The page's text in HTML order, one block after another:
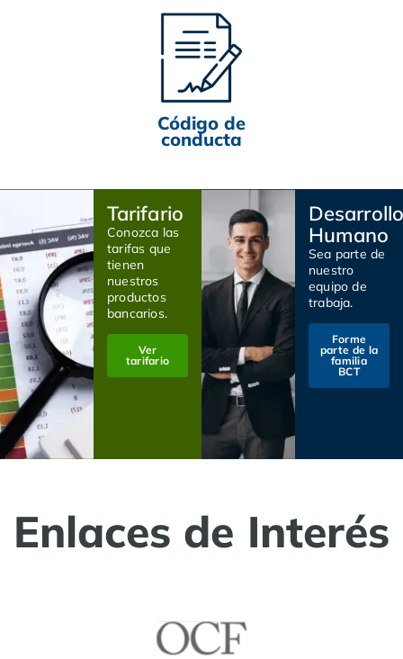
Código de
conducta
Tarifario
Conozca las
tarifas que
tienen
nuestros
productos
bancarios.
Ver
tarifario
Desarrollo
Humano
Sea parte de
nuestro
equipo de
trabaja.
Forme
parte de la
familia
BCT
Enlaces de Interés